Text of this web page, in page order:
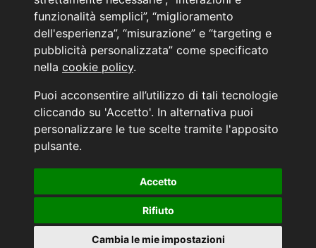
funzionalità semplici”, “miglioramento
dell'esperienza”, “misurazione” e “targeting e
pubblicità personalizzata” come specificato
nella cookie policy.
Puoi acconsentire all’utilizzo di tali tecnologie
cliccando su 'Accetto'. In alternativa puoi
personalizzare le tue scelte tramite l'apposito
pulsante.
Accetto
Rifiuto
Cambia le mie impostazioni
L'azienda
Hyundai Business Center
Orari di apertura e chiusura
Contattaci
Convenzioni Hyundai
Informativa sulla Privacy
INFORMATIVA AI SENSI DELL'ART. 79 DEL REG. IVASS n° 40/2018
Aggiorna le tue preferenze di consenso alle tecnologie di tracciamento.